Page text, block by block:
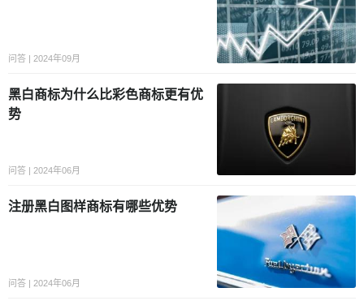
问答 | 2024年09月
黑白商标为什么比彩色商标更有优
势
问答 | 2024年06月
注册黑白图样商标有哪些优势
问答 | 2024年06月